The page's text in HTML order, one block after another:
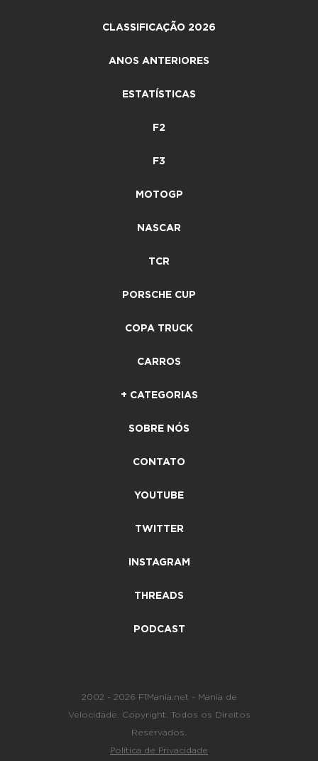
CLASSIFICAÇÃO 2026
ANOS ANTERIORES
ESTATÍSTICAS
F2
F3
MOTOGP
NASCAR
TCR
PORSCHE CUP
COPA TRUCK
CARROS
+ CATEGORIAS
SOBRE NÓS
CONTATO
YOUTUBE
TWITTER
INSTAGRAM
THREADS
PODCAST
2002 - 2026 F1Mania.net - Mania de
Velocidade. Copyright. Todos os Direitos
Reservados.
Política de Privacidade